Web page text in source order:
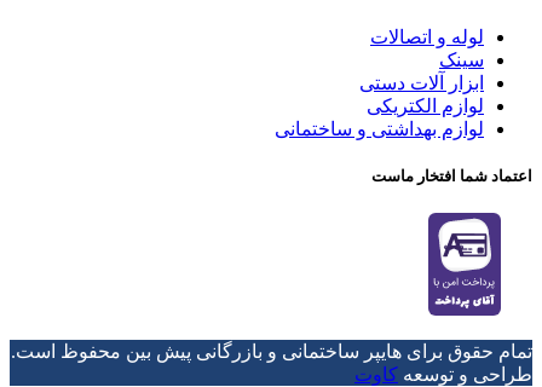
لوله و اتصالات
سینک
ابزار آلات دستی
لوازم الکتریکی
لوازم بهداشتی و ساختمانی
اعتماد شما افتخار ماست
تمام حقوق برای هایپر ساختمانی و بازرگانی پیش بین محفوظ است.
طراحی و توسعه کاوت